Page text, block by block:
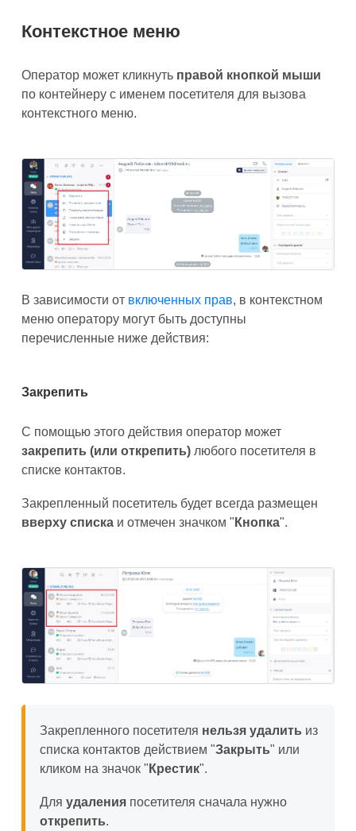
Контекстное меню
Оператор может кликнуть правой кнопкой мыши
по контейнеру с именем посетителя для вызова
контекстного меню.
В зависимости от включенных прав, в контекстном
меню оператору могут быть доступны
перечисленные ниже действия:
Закрепить
С помощью этого действия оператор может
закрепить (или открепить) любого посетителя в
списке контактов.
Закрепленный посетитель будет всегда размещен
вверху списка и отмечен значком " Кнопка".
Закрепленного посетителя нельзя удалить из
списка контактов действием "Закрыть" или
кликом на значок " Крестик".
Для удаления посетителя сначала нужно
открепить.